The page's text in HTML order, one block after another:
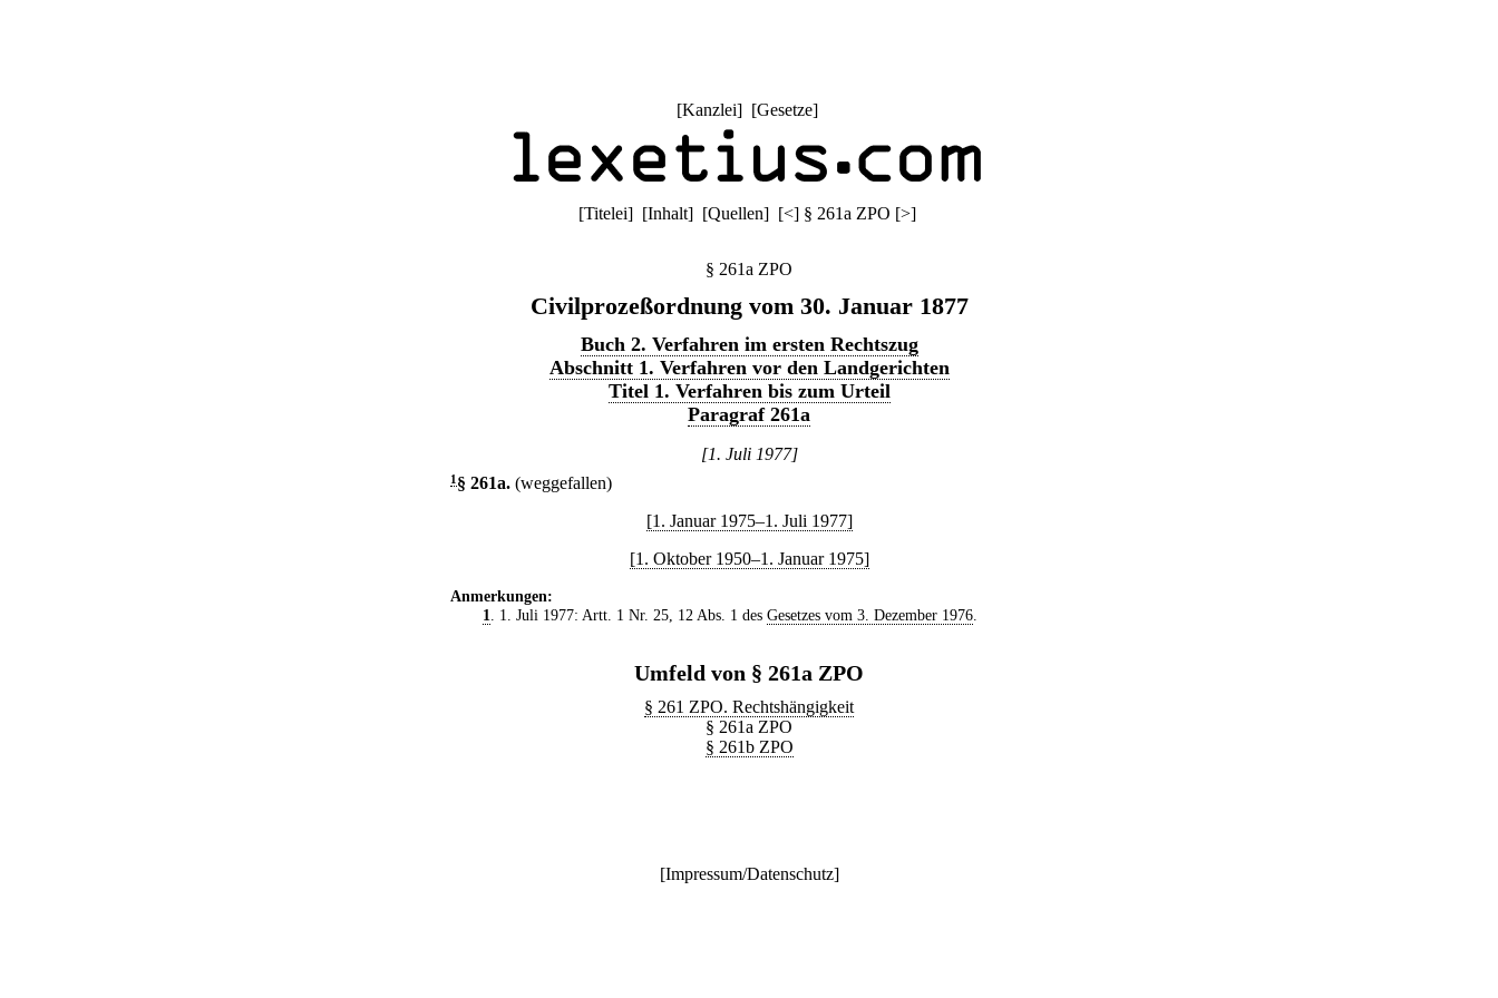
[Kanzlei] [Gesetze]
[Titelei] [Inhalt] [Quellen] [<] § 261a ZPO [>]
§ 261a ZPO
Civilprozeßordnung vom 30. Januar 1877
Buch 2. Verfahren im ersten Rechtszug
Abschnitt 1. Verfahren vor den Landgerichten
Titel 1. Verfahren bis zum Urteil
Paragraf 261a
[1. Juli 1977]
1 § 261a. (weggefallen)
[1. Januar 1975–1. Juli 1977]
[1. Oktober 1950–1. Januar 1975]
Anmerkungen:
1
. 1. Juli 1977: Artt. 1 Nr. 25, 12 Abs. 1 des Gesetzes vom 3. Dezember 1976.
Umfeld von § 261a ZPO
§ 261 ZPO. Rechtshängigkeit
§ 261a ZPO
§ 261b ZPO
[Impressum/Datenschutz]